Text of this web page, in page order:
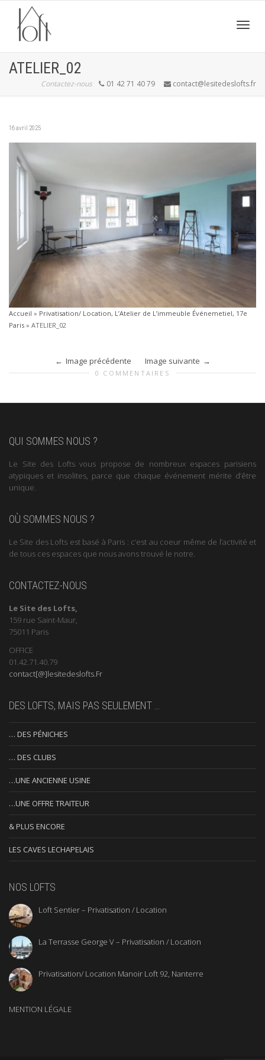
ATELIER_02
Contactez-nous 01 42 71 40 79 contact@lesitedeslofts.fr
16 avril 2025
Accueil » Privatisation/ Location, L’Atelier de L’immeuble Événemetiel, 17e
Paris » ATELIER_02
Image précédente Image suivante
0 COMMENTAIRES
QUI SOMMES NOUS ?
Le Site des Lofts vous propose de nombreux espaces parisiens
atypiques et insolites, parce que chaque événement mérite d’être
unique.
OÙ SOMMES NOUS ?
Le Site des Lofts est basé à Paris : c’est au coeur même de l’activité et
de tous ces espaces que nous avons trouvé le notre.
CONTACTEZ-NOUS
Le Site des Lofts,
159 rue Saint-Maur,
75011 Paris
OFFICE
01.42.71.40.79
contact[@]lesitedeslofts.Fr
DES LOFTS, MAIS PAS SEULEMENT …
… DES PÉNICHES
… DES CLUBS
…UNE ANCIENNE USINE
…UNE OFFRE TRAITEUR
& PLUS ENCORE
LES CAVES LECHAPELAIS
NOS LOFTS
Loft Sentier – Privatisation / Location
La Terrasse George V – Privatisation / Location
Privatisation/ Location Manoir Loft 92, Nanterre
MENTION LÉGALE